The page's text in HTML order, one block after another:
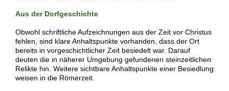
Aus der Dorfgeschichte
Obwohl schriftliche Aufzeichnungen aus der Zeit vor Christus
fehlen, sind klare Anhaltspunkte vorhanden, dass der Ort
bereits in vorgeschichtlicher Zeit besiedelt war. Darauf
deuten die in näherer Umgebung gefundenen steinzeitlichen
Relikte hin. Weitere sichtbare Anhaltspunkte einer Besiedlung
weisen in die Römerzeit.